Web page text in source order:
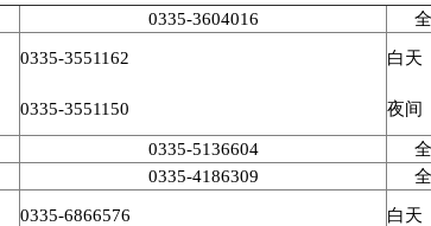
0335-3604016
0335-3551162
0335-3551150
白天
夜间
0335-5136604
0335-4186309
0335-6866576 白天